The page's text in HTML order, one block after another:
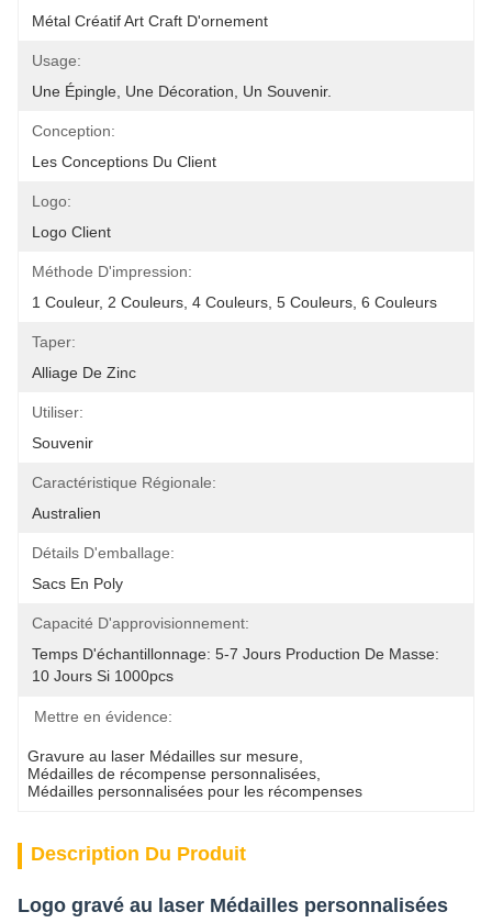
Métal Créatif Art Craft D'ornement
Usage:
Une Épingle, Une Décoration, Un Souvenir.
Conception:
Les Conceptions Du Client
Logo:
Logo Client
Méthode D'impression:
1 Couleur, 2 Couleurs, 4 Couleurs, 5 Couleurs, 6 Couleurs
Taper:
Alliage De Zinc
Utiliser:
Souvenir
Caractéristique Régionale:
Australien
Détails D'emballage:
Sacs En Poly
Capacité D'approvisionnement:
Temps D'échantillonnage: 5-7 Jours Production De Masse:
10 Jours Si 1000pcs
Mettre en évidence:
Gravure au laser Médailles sur mesure
Médailles de récompense personnalisées
Médailles personnalisées pour les récompenses
Description Du Produit
Logo gravé au laser Médailles personnalisées